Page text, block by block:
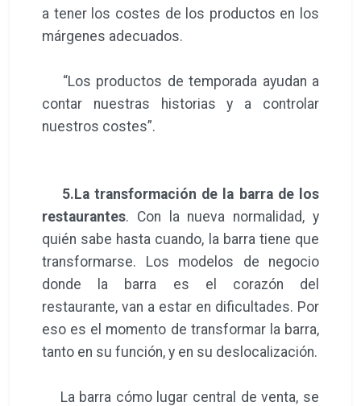
a tener los costes de los productos en los
márgenes adecuados.
“Los productos de temporada ayudan a
contar nuestras historias y a controlar
nuestros costes”.
5.La transformación de la barra de los
restaurantes. Con la nueva normalidad, y
quién sabe hasta cuando, la barra tiene que
transformarse. Los modelos de negocio
donde la barra es el corazón del
restaurante, van a estar en dificultades. Por
eso es el momento de transformar la barra,
tanto en su función, y en su deslocalización.
La barra cómo lugar central de venta, se